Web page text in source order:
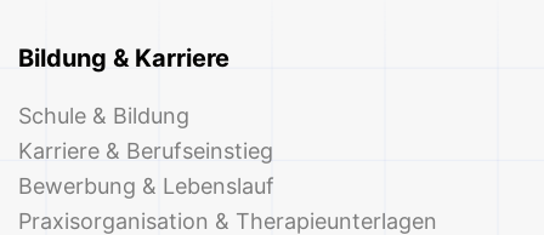
Bildung & Karriere
Schule & Bildung
Karriere & Berufseinstieg
Bewerbung & Lebenslauf
Praxisorganisation & Therapieunterlagen